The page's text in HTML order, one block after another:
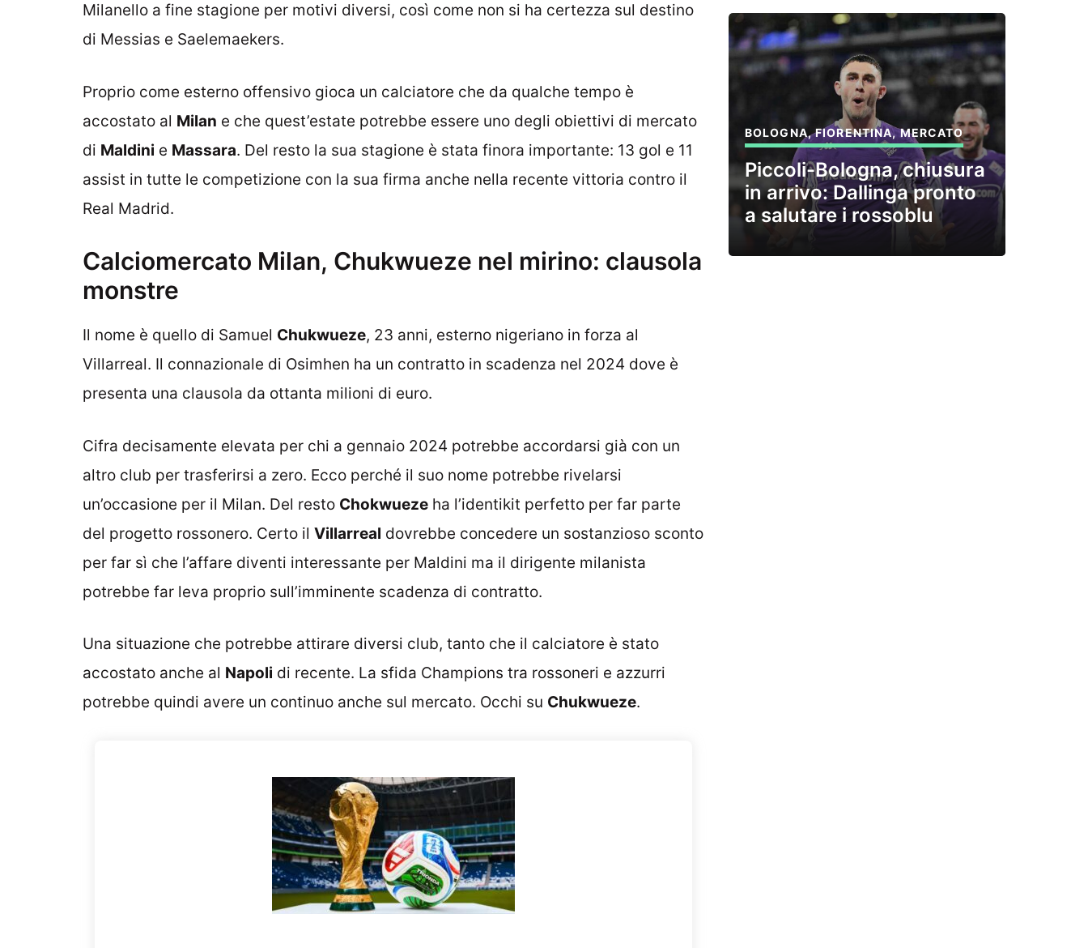
Milanello a fine stagione per motivi diversi, così come non si ha certezza sul destino
di Messias e Saelemaekers.
Proprio come esterno offensivo gioca un calciatore che da qualche tempo è
accostato al Milan e che quest’estate potrebbe essere uno degli obiettivi di mercato
di Maldini e Massara. Del resto la sua stagione è stata finora importante: 13 gol e 11
assist in tutte le competizione con la sua firma anche nella recente vittoria contro il
Real Madrid.
Calciomercato Milan, Chukwueze nel mirino: clausola
monstre
Il nome è quello di Samuel Chukwueze, 23 anni, esterno nigeriano in forza al
Villarreal. Il connazionale di Osimhen ha un contratto in scadenza nel 2024 dove è
presenta una clausola da ottanta milioni di euro.
Cifra decisamente elevata per chi a gennaio 2024 potrebbe accordarsi già con un
altro club per trasferirsi a zero. Ecco perché il suo nome potrebbe rivelarsi
un’occasione per il Milan. Del resto Chokwueze ha l’identikit perfetto per far parte
del progetto rossonero. Certo il Villarreal dovrebbe concedere un sostanzioso sconto
per far sì che l’affare diventi interessante per Maldini ma il dirigente milanista
potrebbe far leva proprio sull’imminente scadenza di contratto.
Una situazione che potrebbe attirare diversi club, tanto che il calciatore è stato
accostato anche al Napoli di recente. La sfida Champions tra rossoneri e azzurri
potrebbe quindi avere un continuo anche sul mercato. Occhi su Chukwueze.
BOLOGNA,FIORENTINA,MERCATO
Piccoli-Bologna, chiusura
in arrivo: Dallinga pronto
a salutare i rossoblu